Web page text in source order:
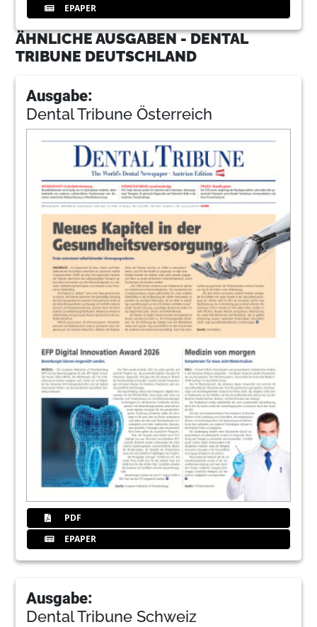
EPAPER
ÄHNLICHE AUSGABEN - DENTAL
TRIBUNE DEUTSCHLAND
Ausgabe:
Dental Tribune Österreich
PDF
EPAPER
Ausgabe:
Dental Tribune Schweiz